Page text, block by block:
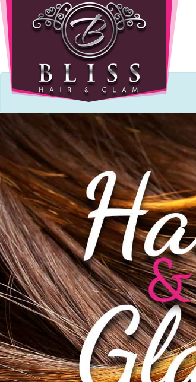
wij
Onze
producten
Prijzen
Gastenboek
Diensten
Hair
Beauty
Gelaat
Lichaamsbehandelingen
Cadeaubons